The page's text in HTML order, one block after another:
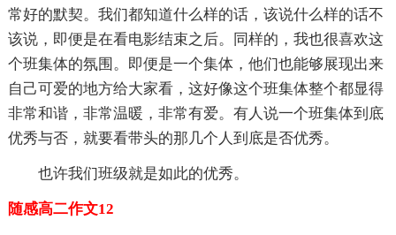
常好的默契。我们都知道什么样的话，该说什么样的话不
该说，即便是在看电影结束之后。同样的，我也很喜欢这
个班集体的氛围。即便是一个集体，他们也能够展现出来
自己可爱的地方给大家看，这好像这个班集体整个都显得
非常和谐，非常温暖，非常有爱。有人说一个班集体到底
优秀与否，就要看带头的那几个人到底是否优秀。
也许我们班级就是如此的优秀。
随感高二作文12